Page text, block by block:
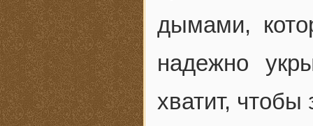
дымами,
надежно
хватит, чтобы